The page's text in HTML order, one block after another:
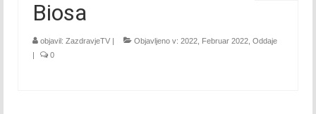
September 2016
Oktober 2016
Biosa
objavil: ZazdravjeTV | Objavljeno v: 2022 Februar 2022 Oddaje
|
0